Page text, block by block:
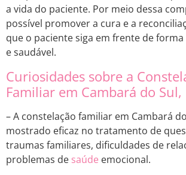
a vida do paciente. Por meio dessa
possível promover a cura e a
que o paciente siga em frente de
e saudável.
Curiosidades sobre a
Familiar em Cambará do Sul,
– A constelação familiar em Cambará
mostrado eficaz no tratamento de
traumas familiares, dificuldades de
problemas de saúde emocional.